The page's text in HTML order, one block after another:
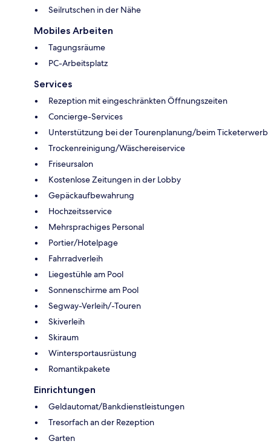
Seilrutschen in der Nähe
Mobiles Arbeiten
Tagungsräume
PC-Arbeitsplatz
Services
Rezeption mit eingeschränkten Öffnungszeiten
Concierge-Services
Unterstützung bei der Tourenplanung/beim Ticketerwerb
Trockenreinigung/Wäschereiservice
Friseursalon
Kostenlose Zeitungen in der Lobby
Gepäckaufbewahrung
Hochzeitsservice
Mehrsprachiges Personal
Portier/Hotelpage
Fahrradverleih
Liegestühle am Pool
Sonnenschirme am Pool
Segway-Verleih/-Touren
Skiverleih
Skiraum
Wintersportausrüstung
Romantikpakete
Einrichtungen
Geldautomat/Bankdienstleistungen
Tresorfach an der Rezeption
Garten